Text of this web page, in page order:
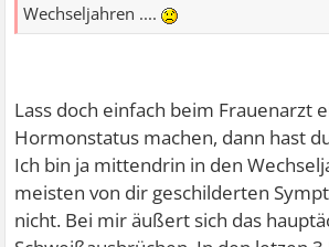
Wechseljahren ....
Lass doch einfach beim Frauenarzt
Hormonstatus machen, dann hast
Ich bin ja mittendrin in den
meisten von dir geschilderten
nicht. Bei mir äußert sich das